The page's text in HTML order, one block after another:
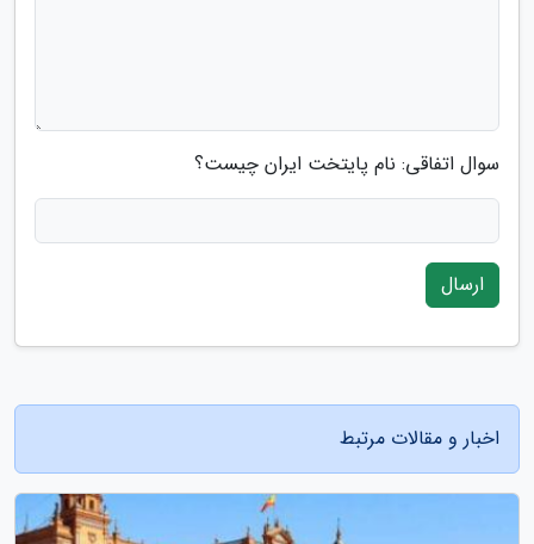
سوال اتفاقی: نام پایتخت ایران چیست؟
ارسال
اخبار و مقالات مرتبط